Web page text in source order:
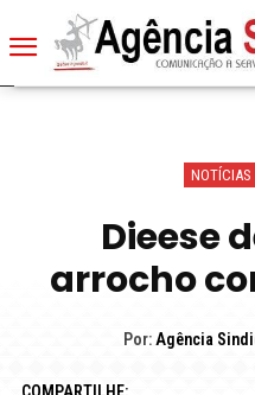
NOTÍCIAS
Dieese
arrocho
Por: Agência